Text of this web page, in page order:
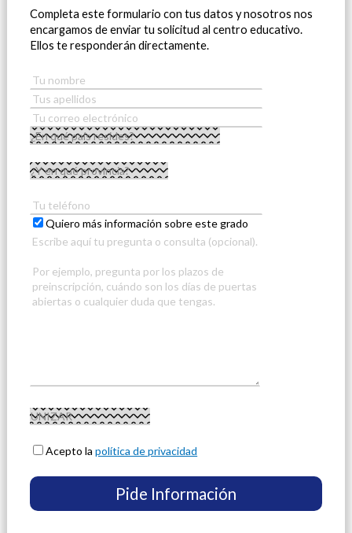
Completa este formulario con tus datos y nosotros nos
encargamos de enviar tu solicitud al centro educativo.
Ellos te responderán directamente.
Quiero más información sobre este grado
Acepto lapolítica de privacidad